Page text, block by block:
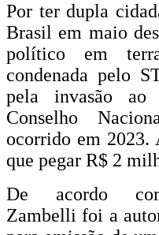
Por ter dupla
Brasil em maio
político em
condenada pelo
pela invasão ao
Conselho
ocorrido em 2023.
que pegar R$ 2
De acordo
Zambelli foi a